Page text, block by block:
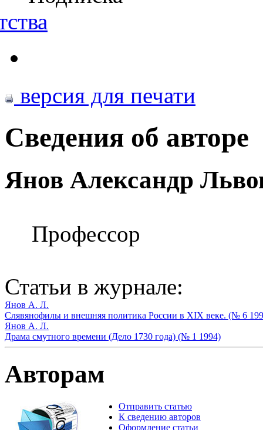
версия для печати
Сведения об авторе
Янов Александр
Профессор
Статьи в журнале:
Янов А. Л.
Слявянофилы и внешняя политика России в XIX веке. (№ 6
Янов А. Л.
Драма смутного времени (Дело 1730 года) (№ 1 1994)
Авторам
Отправить статью
К сведению авторов
Оформление статьи